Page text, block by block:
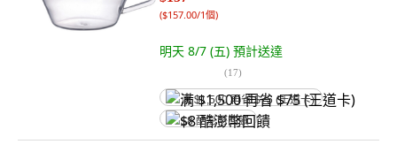
($157.00/1個)
明天 8/7 (五) 預計送達
(17)
满 $1,500 再省 $75 (王道卡)
$8 酷澎幣回饋